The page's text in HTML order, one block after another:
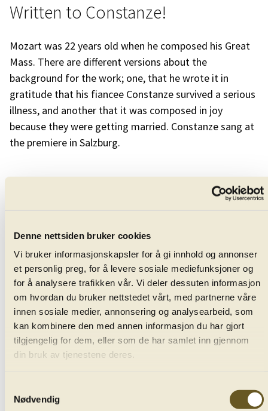
Denne nettsiden bruker cookies
Vi bruker informasjonskapsler for å gi innhold og annonser
et personlig preg, for å levere sosiale mediefunksjoner og
for å analysere trafikken vår. Vi deler dessuten informasjon
om hvordan du bruker nettstedet vårt, med partnerne våre
innen sosiale medier, annonsering og analysearbeid, som
kan kombinere den med annen informasjon du har gjort
tilgjengelig for dem, eller som de har samlet inn gjennom
din bruk av tjenestene deres.
Nødvendig
Written to Constanze!
Mozart was 22 years old when he composed his Great
Mass. There are different versions about the
background for the work; one, that he wrote it in
gratitude that his fiancee Constanze survived a serious
illness, and another that it was composed in joy
because they were getting married. Constanze sang at
the premiere in Salzburg.
Kiera Duffy
soprano
Emöke Barath
soprano
John Mark Ainsley